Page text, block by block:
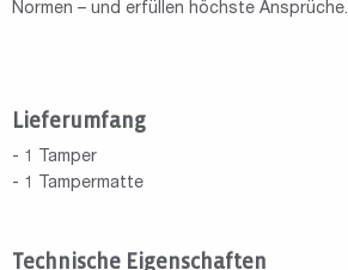
Normen – und erfüllen höchste Ansprüche.
Lieferumfang
- 1 Tamper
- 1 Tampermatte
Technische Eigenschaften